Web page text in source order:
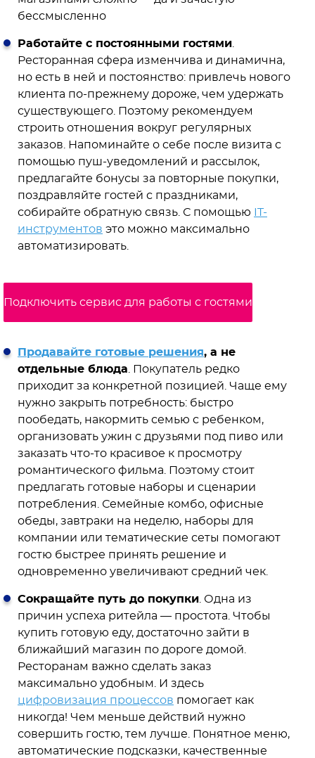
бессмысленно
Работайте с постоянными гостями
Ресторанная сфера изменчива и динамична,
но есть в ней и постоянство: привлечь нового
клиента по-прежнему дороже, чем удержать
существующего. Поэтому рекомендуем
строить отношения вокруг регулярных
заказов. Напоминайте о себе после визита с
помощью пуш-уведомлений и рассылок,
предлагайте бонусы за повторные покупки,
поздравляйте гостей с праздниками,
собирайте обратную связь. С помощью
IT-
инструментов это можно максимально
автоматизировать.
Подключить сервис для работы с гостями
Продавайте готовые решения, а не
отдельные блюда . Покупатель редко
приходит за конкретной позицией. Чаще ему
нужно закрыть потребность: быстро
пообедать, накормить семью с ребенком,
организовать ужин с друзьями под пиво или
заказать что-то красивое к просмотру
романтического фильма. Поэтому стоит
предлагать готовые наборы и сценарии
потребления. Семейные комбо, офисные
обеды, завтраки на неделю, наборы для
компании или тематические сеты помогают
гостю быстрее принять решение и
одновременно увеличивают средний чек.
Сокращайте путь до покупки . Одна из
причин успеха ритейла — простота. Чтобы
купить готовую еду, достаточно зайти в
ближайший магазин по дороге домой.
Ресторанам важно сделать заказ
максимально удобным. И здесь
цифровизация процессов помогает как
никогда! Чем меньше действий нужно
совершить гостю, тем лучше. Понятное меню,
автоматические подсказки, качественные